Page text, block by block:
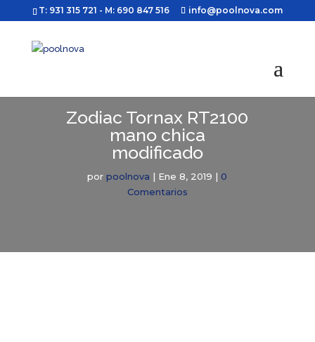
T: 931 315 721 - M: 690 847 516 info@poolnova.com
Zodiac Tornax RT2100
mano chica
modificado
porpoolnova | Ene 8, 2019 | 0
Comentarios